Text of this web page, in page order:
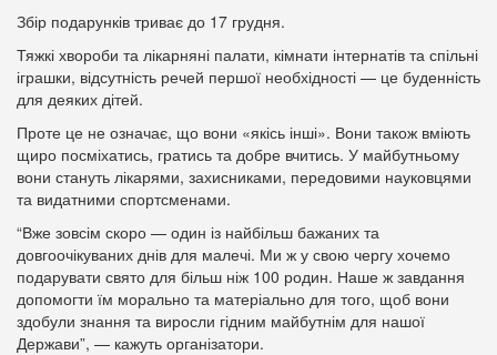
Збір подарунків триває до 17 грудня.
Тяжкі хвороби та лікарняні палати, кімнати інтернатів та спільні
іграшки, відсутність речей першої необхідності — це буденність
для деяких дітей.
Проте це не означає, що вони «якісь інші». Вони також вміють
щиро посміхатись, гратись та добре вчитись. У майбутньому
вони стануть лікарями, захисниками, передовими науковцями
та видатними спортсменами.
“Вже зовсім скоро — один із найбільш бажаних та
довгоочікуваних днів для малечі. Ми ж у свою чергу хочемо
подарувати свято для більш ніж 100 родин. Наше ж завдання
допомогти їм морально та матеріально для того, щоб вони
здобули знання та виросли гідним майбутнім для нашої
Держави”, — кажуть організатори.